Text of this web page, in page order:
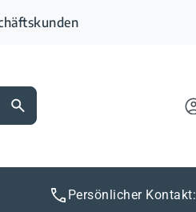
Persönlicher Kontakt: